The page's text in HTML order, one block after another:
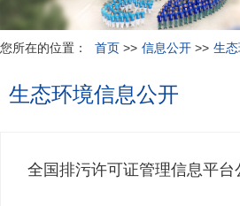
您所在的位置： 首页 >> 信息公开 >> 生
生态环境信息公开
全国排污许可证管理信息平台